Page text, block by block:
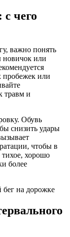
чего
важно понять
или
пробежек или
травм и
Обувь
снизить удары
чтобы в
хорошо
более